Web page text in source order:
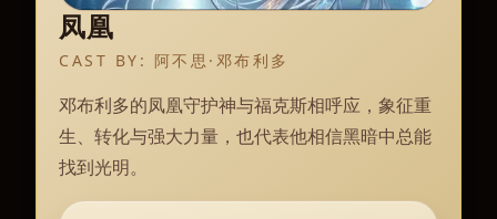
凤凰
CAST BY: 阿不思·邓布利多
邓布利多的凤凰守护神与福克斯相呼应，象征重
生、转化与强大力量，也代表他相信黑暗中总能
找到光明。